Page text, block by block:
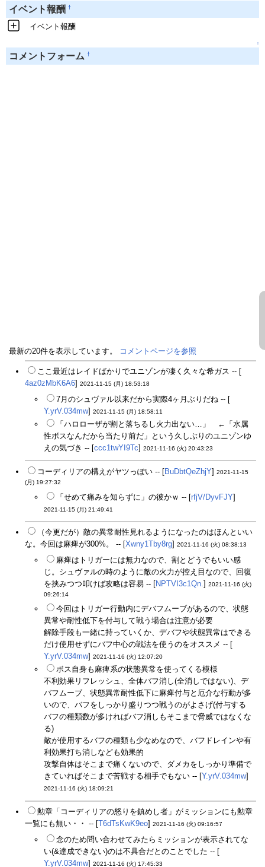
イベント報酬 †
イベント報酬
↑
コメントフォーム †
最新の20件を表示しています。 コメントページを参照
ここ最近はレイドばかりでユニゾンが凄く久々な希ガス -- [
4az0zMbK6A6] 2021-11-15 (月) 18:53:18
7月のシュヴァル以来だから実際4ヶ月ぶりだね -- [
Y.yrV.034mw] 2021-11-15 (月) 18:58:11
「ハロローザが割と落ちるし火力出ない…」 ←「水属
性ボスなんだから当たり前だ」という久しぶりのユニゾンゆ
えの気づき -- [ccc1twYI9Tc] 2021-11-16 (火) 20:43:23
コーディリアの構えがヤツっぽい -- [BuDbtQeZhjY] 2021-11-15
(月) 19:27:32
「せめて痛みを知らずに」の彼かｗ -- [rfjV/DyvFJY]
2021-11-15 (月) 21:49:41
（今更だが）敵の異常耐性見れるようになったのはほんといい
な。今回は麻痺が300%。 -- [Xwny1Tby8rg] 2021-11-16 (火) 08:38:13
麻痺はトリガーには無力なので、割とどうでもいい感
じ。シュヴァルの時のように敵の火力が控え目なので、回復
を挟みつつ叩けば攻略は容易 -- [NPTVI3c1Qn.] 2021-11-16 (火)
09:26:14
今回はトリガー行動内にデバフムーブがあるので、状態
異常や耐性低下を付与して戦う場合は注意が必要
解除手段も一緒に持っていくか、デバフや状態異常はできる
だけ使用せずにバフ中心の戦法を使うのをオススメ -- [
Y.yrV.034mw] 2021-11-16 (火) 12:07:20
ボス自身も麻痺系の状態異常を使ってくる模様
不利効果リフレッシュ、全体バフ消し(全消しではない)、デ
バフムーブ、状態異常耐性低下に麻痺付与と厄介な行動が多
いので、バフをしっかり盛りつつ戦うのがよさげ(付与する
バフの種類数が多ければバフ消しもそこまで脅威ではなくな
る)
敵が使用するバフの種類も少なめなので、バフドレインや有
利効果打ち消しなども効果的
攻撃自体はそこまで痛くないので、ダメカをしっかり準備で
きていればそこまで苦戦する相手でもない -- [Y.yrV.034mw]
2021-11-16 (火) 18:09:21
勲章「コーディリアの怒りを鎮めし者」がミッションにも勲章
一覧にも無い・・ -- [T6dTsKwK9eo] 2021-11-16 (火) 09:16:57
念のため問い合わせてみたらミッションが表示されてな
い(&達成できない)のは不具合だとのことでした -- [
Y.yrV.034mw] 2021-11-16 (火) 17:45:33